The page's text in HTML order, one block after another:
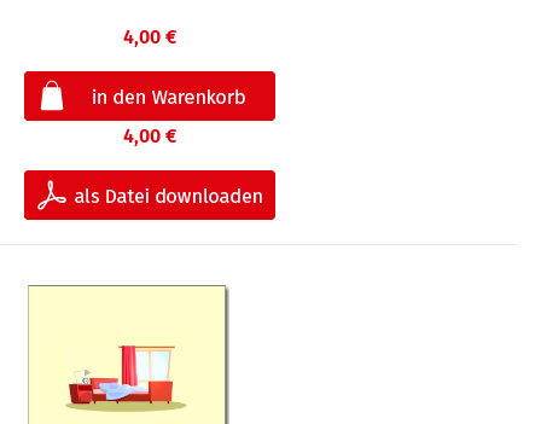
4,00 €
4,00 €